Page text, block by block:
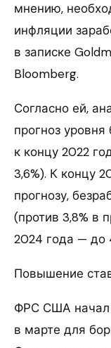
мнению,
инфляции
в записке
Bloomberg.
Согласно ей,
прогноз
к концу 2022
3,6%). К концу
прогнозу,
(против 3,8% в
2024 года — до
Повышение
ФРС США начал
в марте для